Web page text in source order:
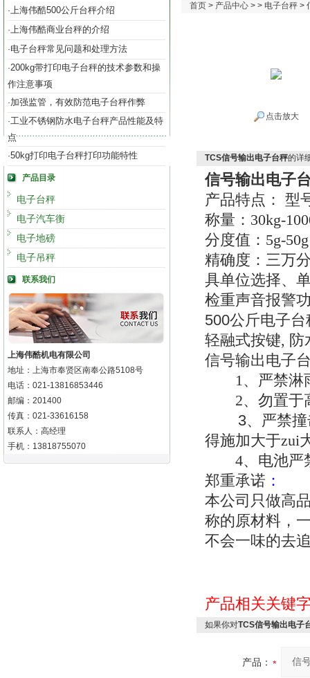
·上海伟酷500公斤台秤介绍
·上海伟酷商业台秤的介绍
·电子台秤常见问题和处理方法
·200kg带打印电子台秤的技术参数和操
作注意事项
·加强监管，有效防范电子台秤作弊
·工业不锈钢防水电子台秤产品性能及特
点
·50kg打印电子台秤打印功能特性
产品目录
电子台秤
电子汽车衡
电子地磅
电子吊秤
联系我们
上海伟酷机电有限公司
地址：上海市奉贤区南奉公路5108号
电话：021-13816853446
邮编：201400
传真：021-33616158
联系人：高经理
手机：13818755070
首页 > 产品中心 > > 电子台秤 >
点击放大
TCS信号输出电子台秤的详
信号输出电子
产品特点： 型
称量：30kg-
分度值：5g-50g
精确度：三万
具单位选择、
检重声音报警
500公斤电子台
轻融式按键, 防
信号输出电子
1、严禁淋雨
2、勿置于
3、严禁
得施加大于zui
4、电池严
郑重承诺 ：
本公司只做高
称的原材料，
不会一味的去
产品相关关键
如果你对TCS信号输出电子
产品：